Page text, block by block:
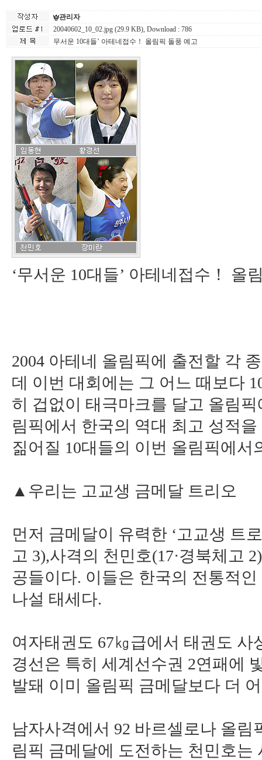
관리자
20040602_10_02.jpg (29.9 KB), Download : 786
무서운 10대들’ 아테네접수！ 올림픽 돌풍 예고
‘무서운 10대들’ 아테네접수！ 올
2004 아테네 올림픽에 출전할 각
데 이번 대회에는 그 어느 때보다
히 겁없이 태극마크를 달고 올림
림픽에서 한국의 역대 최고 성적
짊어질 10대들의 이번 올림픽에서
▲우리는 고교생 금메달 트리오
먼저 금메달이 유력한 ‘고교생 트
고 3),사격의 천민호(17·경북체고
공들이다. 이들은 한국의 전통적
나설 태세다.
여자태권도 67㎏급에서 태권도
경선은 특히 세계선수권 2연패에
발돼 이미 올림픽 금메달보다 더
남자사격에서 92 바르셀로나 올
림픽 금메달에 도전하는 천민호는